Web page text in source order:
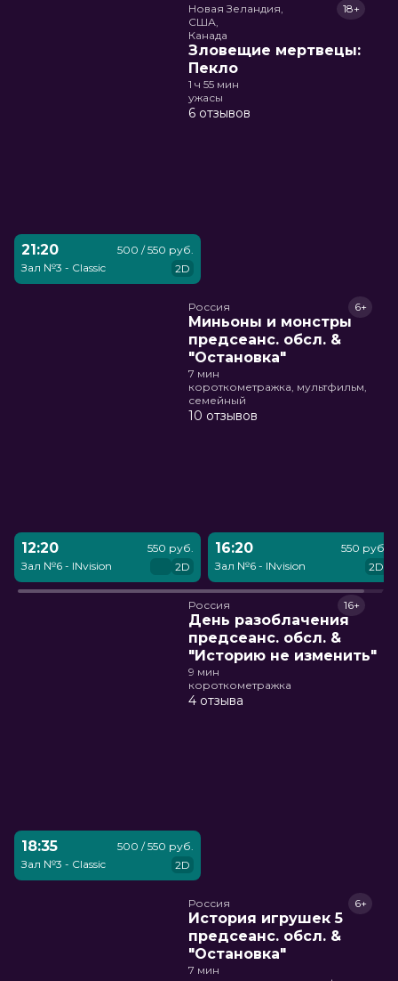
Новая Зеландия,
США,
Канада
Зловещие мертвецы:
Пекло
18+
1 ч 55 мин
ужасы
6 отзывов
21:20
Зал №3 - Classic
500 / 550 руб.
2D
Россия
Миньоны и монстры
предсеанс. обсл. &
"Остановка"
6+
7 мин
короткометражка, мультфильм,
семейный
10 отзывов
12:20
Зал №6 - INvision
550 руб.
2D
16:20
Зал №6 - INvision
550 руб.
2D
Россия
День разоблачения
предсеанс. обсл. &
"Историю не изменить"
16+
9 мин
короткометражка
4 отзыва
18:35
Зал №3 - Classic
500 / 550 руб.
2D
Россия
История игрушек 5
предсеанс. обсл. &
"Остановка"
6+
7 мин